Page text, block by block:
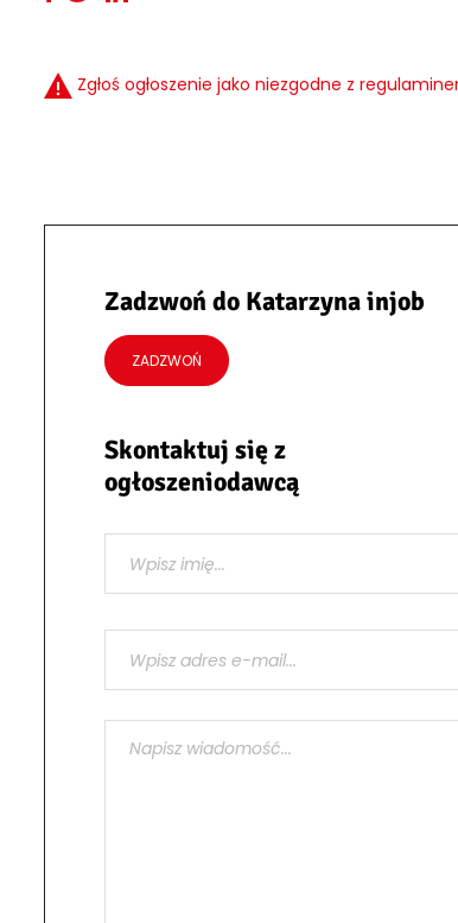
Zgłoś ogłoszenie jako niezgodne z
Zadzwoń do Katarzyna injob
ZADZWOŃ
Skontaktuj się z
ogłoszeniodawcą